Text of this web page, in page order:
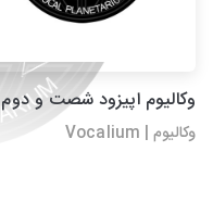
وکالیوم اپیزود شصت و دوم
وکالیوم | Vocalium